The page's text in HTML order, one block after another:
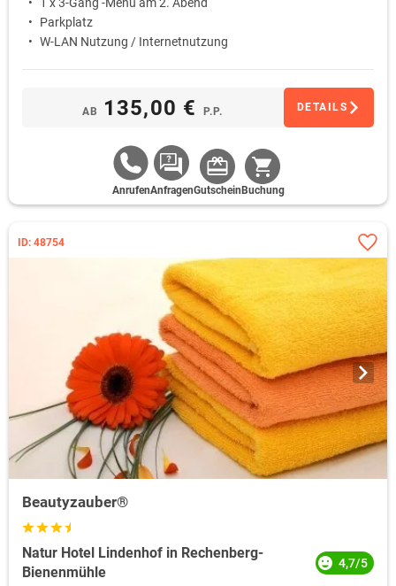
Parkplatz
W-LAN Nutzung / Internetnutzung
AB 135,00 € P.P. DETAILS
AnrufenAnfragenGutschein Buchung
ID: 48754
Beautyzauber®
Natur Hotel Lindenhof in Rechenberg-
Bienenmühle
4,7/5